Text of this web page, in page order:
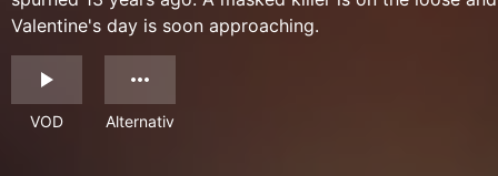
Valentine's day is soon approaching.
VOD Alternativ